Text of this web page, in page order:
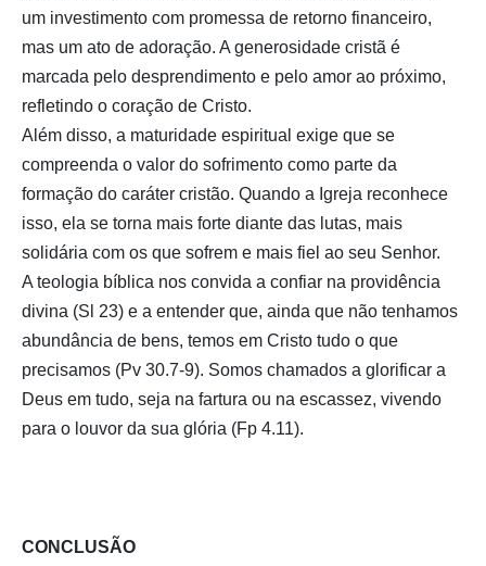
um investimento com promessa de retorno financeiro,
mas um ato de adoração. A generosidade cristã é
marcada pelo desprendimento e pelo amor ao próximo,
refletindo o coração de Cristo.
Além disso, a maturidade espiritual exige que se
compreenda o valor do sofrimento como parte da
formação do caráter cristão. Quando a Igreja reconhece
isso, ela se torna mais forte diante das lutas, mais
solidária com os que sofrem e mais fiel ao seu Senhor.
A teologia bíblica nos convida a confiar na providência
divina (Sl 23) e a entender que, ainda que não tenhamos
abundância de bens, temos em Cristo tudo o que
precisamos (Pv 30.7-9). Somos chamados a glorificar a
Deus em tudo, seja na fartura ou na escassez, vivendo
para o louvor da sua glória (Fp 4.11).
CONCLUSÃO